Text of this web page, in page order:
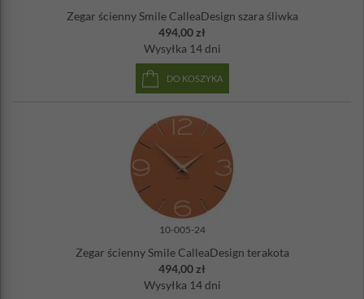
Zegar ścienny Smile CalleaDesign szara śliwka
494,00 zł
Wysyłka 14 dni
DO KOSZYKA
10-005-24
Zegar ścienny Smile CalleaDesign terakota
494,00 zł
Wysyłka 14 dni